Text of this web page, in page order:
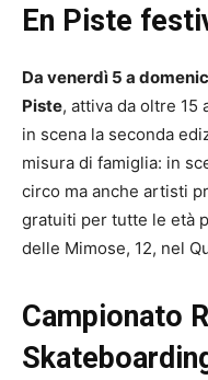
En Piste
Da venerdì 5 a
Piste, attiva da oltre
in scena la seconda
misura di famiglia: in
circo ma anche artisti
gratuiti per tutte le età
delle Mimose, 12, nel
Campionato